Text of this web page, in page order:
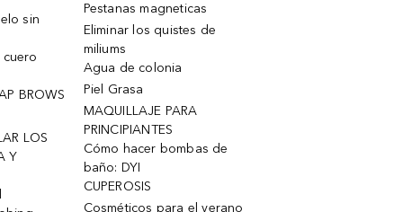
sin
cuero
BROWS
LOS
Y
Pestanas magneticas
Eliminar los quistes de
miliums
Agua de colonia
Piel Grasa
MAQUILLAJE PARA
PRINCIPIANTES
Cómo hacer bombas de
baño: DYI
CUPEROSIS
Cosméticos para el verano